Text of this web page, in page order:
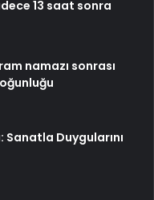
13 saat sonra
namazı sonrası
Sanatla Duygularını